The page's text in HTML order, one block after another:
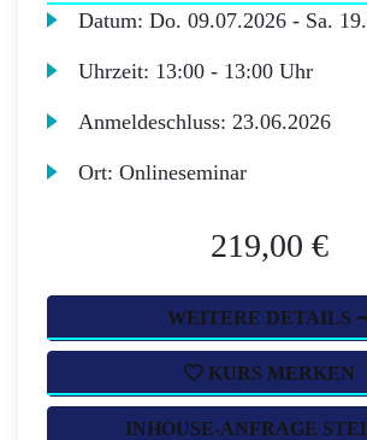
Datum:Do. 09.07.2026 - Sa.
Uhrzeit: 13:00 - 13:00 Uhr
Anmeldeschluss:23.06.2026
Ort:Onlineseminar
219,00 €
WEITERE DETAILS
KURS MERKEN
INHOUSE-ANFRAGE